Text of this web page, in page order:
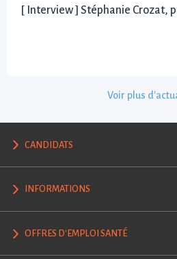
[ Interview ] Stéphanie Crozat,
Voir plus
CANDIDATS
INFORMATIONS
OFFRES D'EMPLOI SANTÉ